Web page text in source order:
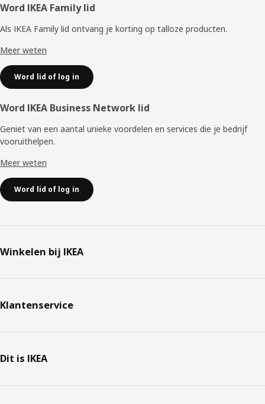
Voettekst
Word IKEA Family lid
Als IKEA Family lid ontvang je korting op talloze producten.
Meer weten
Word lid of log in
Word IKEA Business Network lid
Geniet van een aantal unieke voordelen en services die je bedrijf
vooruithelpen. ​
Meer weten
Word lid of log in
Winkelen bij IKEA
Klantenservice
Dit is IKEA